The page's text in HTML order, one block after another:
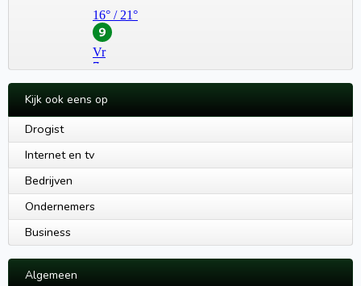
Kijk ook eens op
Drogist
Internet en tv
Bedrijven
Ondernemers
Business
Algemeen